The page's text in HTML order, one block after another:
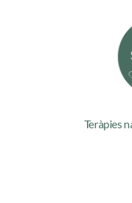
Teràpies